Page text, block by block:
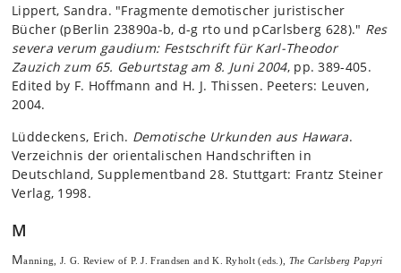
Lippert, Sandra. "Fragmente demotischer juristischer
Bücher (pBerlin 23890a-b, d-g rto und pCarlsberg 628)." Res
severa verum gaudium: Festschrift für Karl-Theodor
Zauzich zum 65. Geburtstag am 8. Juni 2004, pp. 389-405.
Edited by F. Hoffmann and H. J. Thissen. Peeters: Leuven,
2004.
Lüddeckens, Erich. Demotische Urkunden aus Hawara.
Verzeichnis der orientalischen Handschriften in
Deutschland, Supplementband 28. Stuttgart: Frantz Steiner
Verlag, 1998.
M
Manning, J. G. Review of P. J. Frandsen and K. Ryholt (eds.), The Carlsberg Papyri